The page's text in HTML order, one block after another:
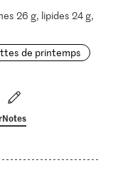
26 g, lipides 24 g,
de printemps
Notes